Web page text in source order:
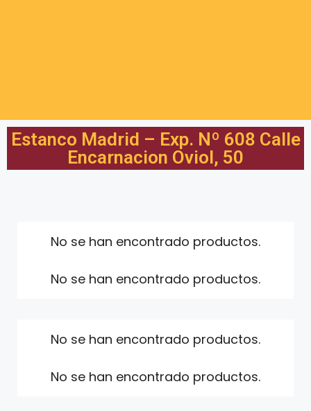
Estanco Madrid – Exp. Nº 608 Calle
Encarnacion Oviol, 50
No se han encontrado productos.
No se han encontrado productos.
No se han encontrado productos.
No se han encontrado productos.